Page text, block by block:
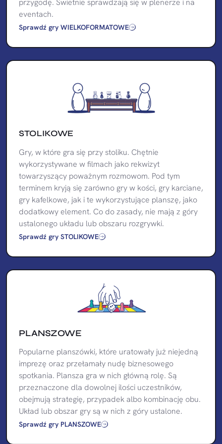
przygodę. Świetnie sprawdzają się w plenerze i na
eventach.
Sprawdź gry WIELKOFORMATOWE
STOLIKOWE
Gry, w które gra się przy stoliku. Chętnie
wykorzystywane w filmach jako rekwizyt
towarzyszący poważnym rozmowom. Pod tym
terminem kryją się zarówno gry w kości, gry karciane,
gry kafelkowe, jak i te wykorzystujące planszę, jako
dodatkowy element. Co do zasady, nie mają z góry
ustalonego układu lub obszaru rozgrywki.
Sprawdź gry STOLIKOWE
PLANSZOWE
Popularne planszówki, które uratowały już niejedną
imprezę oraz przełamały nudę biznesowego
spotkania. Plansza gra w nich główną rolę. Są
przeznaczone dla dowolnej ilości uczestników,
obejmują strategię, przypadek albo kombinację obu.
Układ lub obszar gry są w nich z góry ustalone.
Sprawdź gry PLANSZOWE